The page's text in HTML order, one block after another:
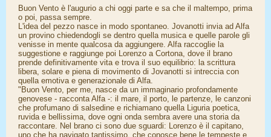
Buon Vento è l'augurio a chi oggi parte e sa che il maltempo, prima
o poi, passa sempre.
L'idea del pezzo nasce in modo spontaneo. Jovanotti invia ad Alfa
un provino chiedendogli se dentro quella musica e quelle parole gli
venisse in mente qualcosa da aggiungere. Alfa raccoglie la
suggestione e raggiunge poi Lorenzo a Cortona, dove il brano
prende definitivamente vita e trova il suo equilibrio: la scrittura
libera, solare e piena di movimento di Jovanotti si intreccia con
quella emotiva e generazionale di Alfa.
"Buon Vento, per me, nasce da un immaginario profondamente
genovese - racconta Alfa -: il mare, il porto, le partenze, le canzoni
che profumano di salsedine e richiamano quella Liguria poetica,
ruvida e bellissima, dove ogni onda sembra avere una storia da
raccontare. Nel brano ci sono due sguardi: Lorenzo è il capitano,
uno che ha navigato tantissimo, che conosce bene le tempeste e